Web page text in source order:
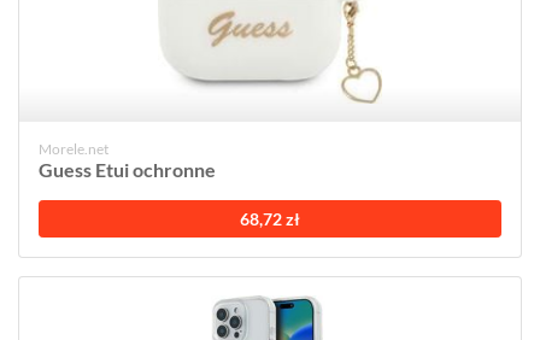
Morele.net
Guess Etui ochronne
68,72 zł